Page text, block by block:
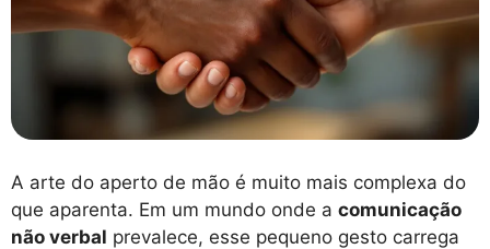
A arte do aperto de mão é muito mais complexa do
que aparenta. Em um mundo onde a comunicação
não verbal prevalece, esse pequeno gesto carrega